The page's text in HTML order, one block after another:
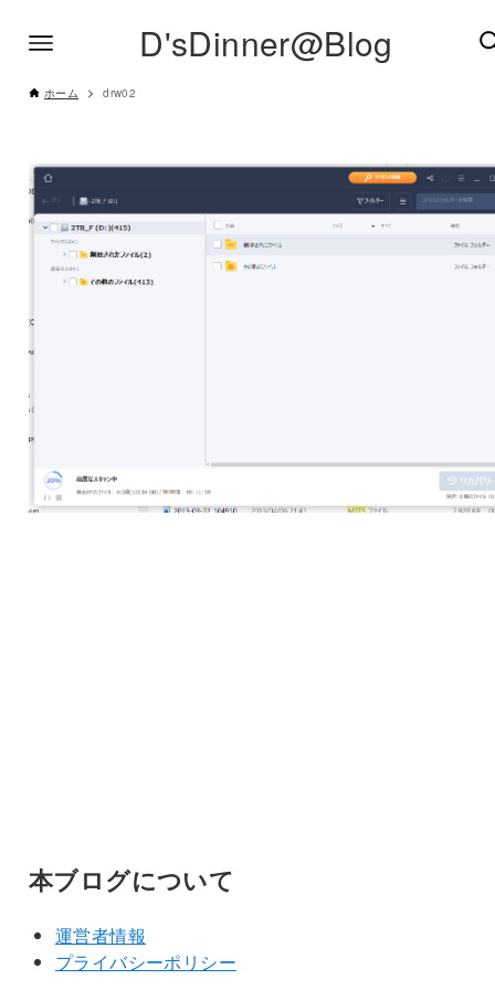
D'sDinner@Blog
ホーム drw02
本ブログについて
運営者情報
プライバシーポリシー